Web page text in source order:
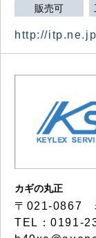
販売可
http://
カギの丸正
〒021-0867
TEL：0191-